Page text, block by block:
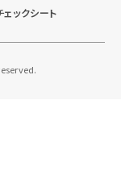
ェックシート